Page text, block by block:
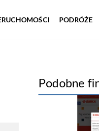
PODRÓŻE
Podobne